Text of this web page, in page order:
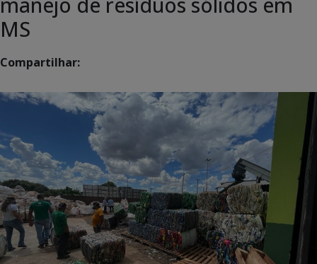
MS
Compartilhar: